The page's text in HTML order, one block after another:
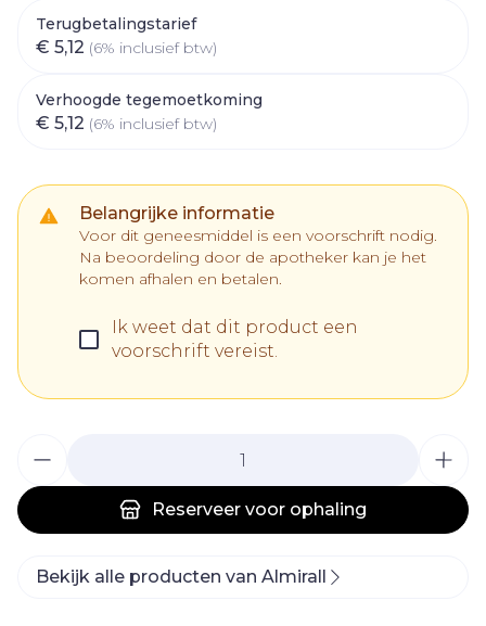
Terugbetalingstarief
€ 5,12 (6% inclusief btw)
Verhoogde tegemoetkoming
€ 5,12 (6% inclusief btw)
Belangrijke informatie
Voor dit geneesmiddel is een voorschrift nodig.
Na beoordeling door de apotheker kan je het
komen afhalen en betalen.
Ik weet dat dit product een
voorschrift vereist.
Reserveer voor ophaling
Bekijk alle producten van Almirall